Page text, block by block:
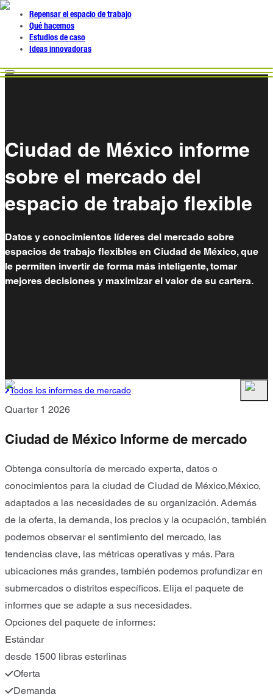
Repensar el espacio de trabajo
Qué hacemos
Estudios de caso
Ideas innovadoras
Ciudad de México informe
sobre el mercado del
espacio de trabajo flexible
Datos y conocimientos líderes del mercado sobre
espacios de trabajo flexibles en Ciudad de México, que
le permiten invertir de forma más inteligente, tomar
mejores decisiones y maximizar el valor de su cartera.
Todos los informes de mercado
Quarter 1 2026
Ciudad de México Informe de mercado
Obtenga consultoría de mercado experta, datos o
conocimientos para la ciudad de Ciudad de México,México,
adaptados a las necesidades de su organización. Además
de la oferta, la demanda, los precios y la ocupación, también
podemos observar el sentimiento del mercado, las
tendencias clave, las métricas operativas y más. Para
ubicaciones más grandes, también podemos profundizar en
submercados o distritos específicos. Elija el paquete de
informes que se adapte a sus necesidades.
Opciones del paquete de informes:
Estándar
desde 1500 libras esterlinas
Oferta
Demanda